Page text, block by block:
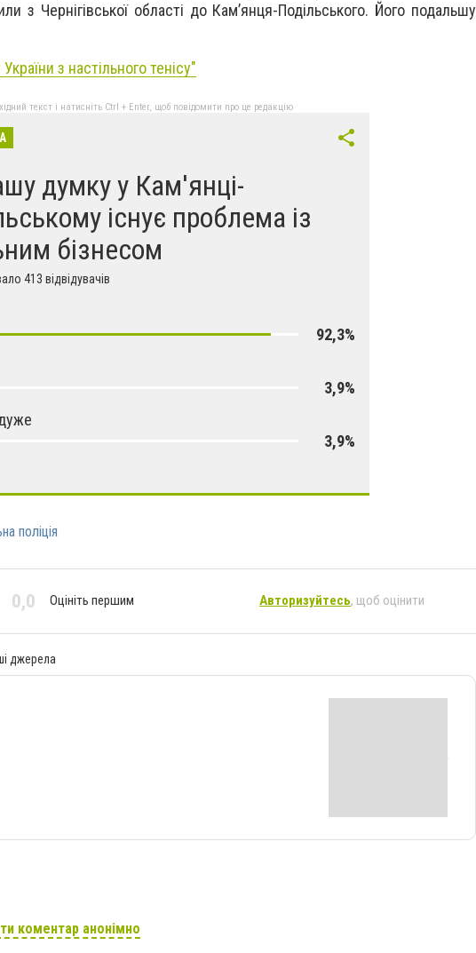
з Чернігівської області до Кам’янця-Подільського. Його подальшу
з настільного тенісу"
текст і натисніть Ctrl + Enter, щоб повідомити про це редакцію
думку у Кам'янці-
існує проблема із
бізнесом
413 відвідувачів
92,3%
3,9%
3,9%
поліція
0,0 Оцініть першим Авторизуйтесь, щоб оцінити
джерела
коментар анонімно